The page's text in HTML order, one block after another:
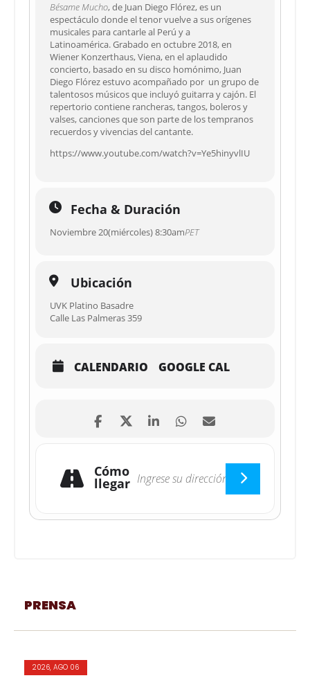
Bésame Mucho, de Juan Diego Flórez, es un
espectáculo donde el tenor vuelve a sus orígenes
musicales para cantarle al Perú y a
Latinoamérica. Grabado en octubre 2018, en
Wiener Konzerthaus, Viena, en el aplaudido
concierto, basado en su disco homónimo, Juan
Diego Flórez estuvo acompañado por un grupo de
talentosos músicos que incluyó guitarra y cajón. El
repertorio contiene rancheras, tangos, boleros y
valses, canciones que son parte de los tempranos
recuerdos y vivencias del cantante.
https://www.youtube.com/watch?v=Ye5hinyvlIU
Fecha & Duración
Noviembre 20(miércoles) 8:30amPET
Ubicación
UVK Platino Basadre
Calle Las Palmeras 359
CALENDARIO GOOGLE CAL
Cómo
llegar
PRENSA
2026, AGO 06